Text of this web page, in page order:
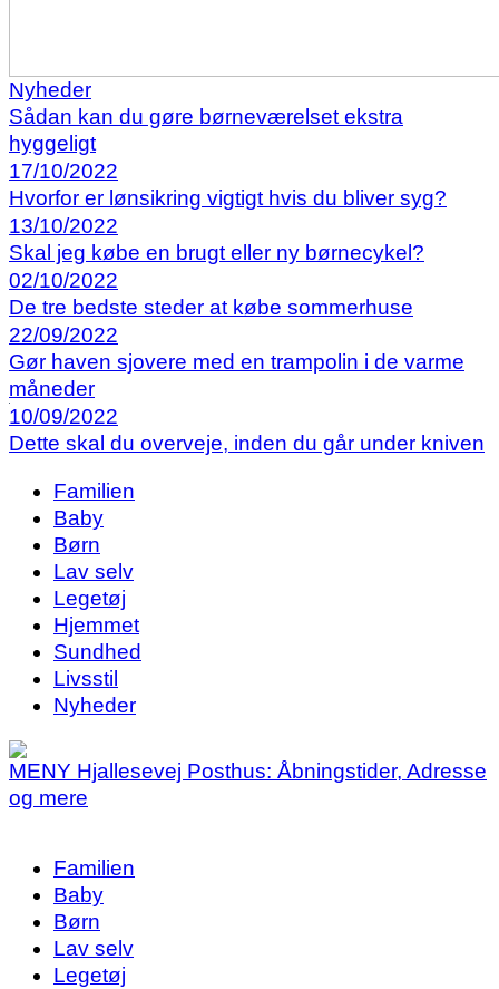
Nyheder
Sådan kan du gøre børneværelset ekstra
hyggeligt
17/10/2022
Hvorfor er lønsikring vigtigt hvis du bliver syg?
13/10/2022
Skal jeg købe en brugt eller ny børnecykel?
02/10/2022
De tre bedste steder at købe sommerhuse
22/09/2022
Gør haven sjovere med en trampolin i de varme
måneder
10/09/2022
Dette skal du overveje, inden du går under kniven
Familien
Baby
Børn
Lav selv
Legetøj
Hjemmet
Sundhed
Livsstil
Nyheder
MENY Hjallesevej Posthus: Åbningstider, Adresse
og mere
Familien
Baby
Børn
Lav selv
Legetøj